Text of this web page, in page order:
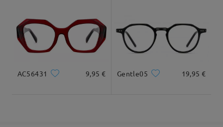
AC56431 9,95 € Gentle05 19,95 €